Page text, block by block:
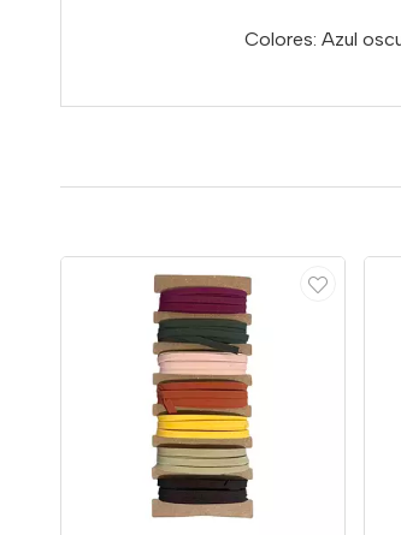
Colores: Azul